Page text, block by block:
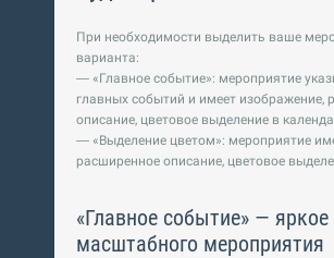
При необходимости выделить ваше
варианта:
— «Главное событие»: мероприятие
главных событий и имеет изображение,
описание, цветовое выделение в
— «Выделение цветом»: мероприятие
расширенное описание, цветовое
«Главное событие» —
масштабного мероприятия